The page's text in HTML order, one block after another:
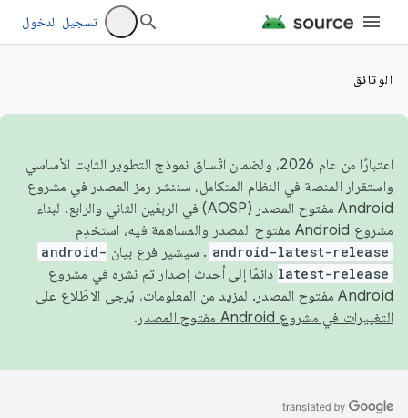
تسجيل الدخول
الوثائق
اعتبارًا من عام 2026، ولضمان اتّساق نموذج التطوير الثابت الأساسي
واستقرار المنصة في النظام المتكامل، سننشر رمز المصدر في مشروع
Android مفتوح المصدر (AOSP) في الربعَين الثاني والرابع. لبناء
مشروع Android مفتوح المصدر والمساهمة فيه، استخدِم
android-latest-release . سيشير فرع بيان android-
latest-release دائمًا إلى أحدث إصدار تم نشره في مشروع
Android مفتوح المصدر. لمزيد من المعلومات، يُرجى الاطّلاع على
التغييرات في مشروع Android مفتوح المصدر
.